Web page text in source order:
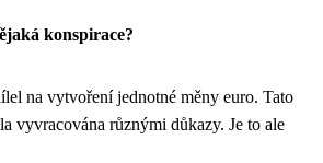
konspirace?
na vytvoření jednotné měny euro. Tato
vyvracována různými důkazy. Je to ale